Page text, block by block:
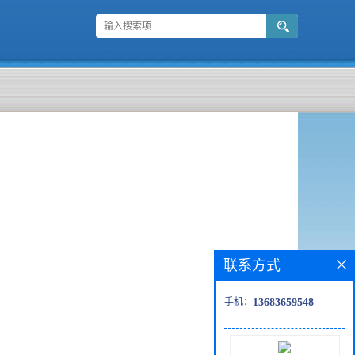
联系方式
手机： 13683659548